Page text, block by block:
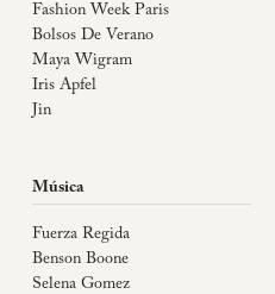
Fashion Week Paris
Bolsos De Verano
Maya Wigram
Iris Apfel
Jin
Música
Fuerza Regida
Benson Boone
Selena Gomez